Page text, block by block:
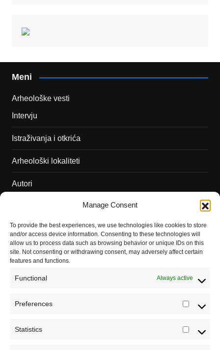
Manage Consent
To provide the best experiences, we use technologies like cookies to store
and/or access device information. Consenting to these technologies will
allow us to process data such as browsing behavior or unique IDs on this
site. Not consenting or withdrawing consent, may adversely affect certain
features and functions.
Functional Always active
Preferences
Statistics
Meni
Arheološke vesti
Intervju
Istraživanja i otkrića
Arheološki lokaliteti
Autori
Dešavanja
Kontakt
Misija sajta Sve o arheologiji